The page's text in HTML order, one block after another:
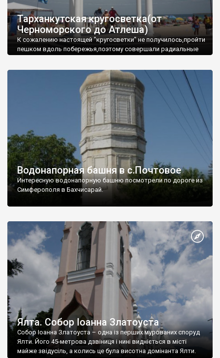
Тарханкутская кругосветка(от
Черноморского до Атлеша)
К сожалению настоящей "кругосветки" не получилось,пройти
пешком вдоль побережья,поэтому совершали радиальные
Водонапорная башня в с.Почтовое
Интересную водонапорную башню посмотрели по дороге из
Симферополя в Бахчисарай.
Ялта. Собор Іоанна Златоуста
Собор Іоанна Златоуста – одна із перших мурованих споруд
Ялти. Його 45-метрова дзвіниця і нині видніється в місті
майже звідусіль, а колись це була висотна домінанта Ялти.